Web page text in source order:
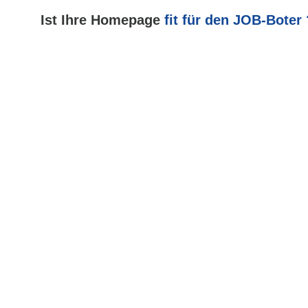
Ist Ihre Homepage fit für den JOB-Boter